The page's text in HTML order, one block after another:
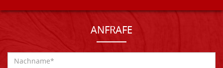
ANFRAFE